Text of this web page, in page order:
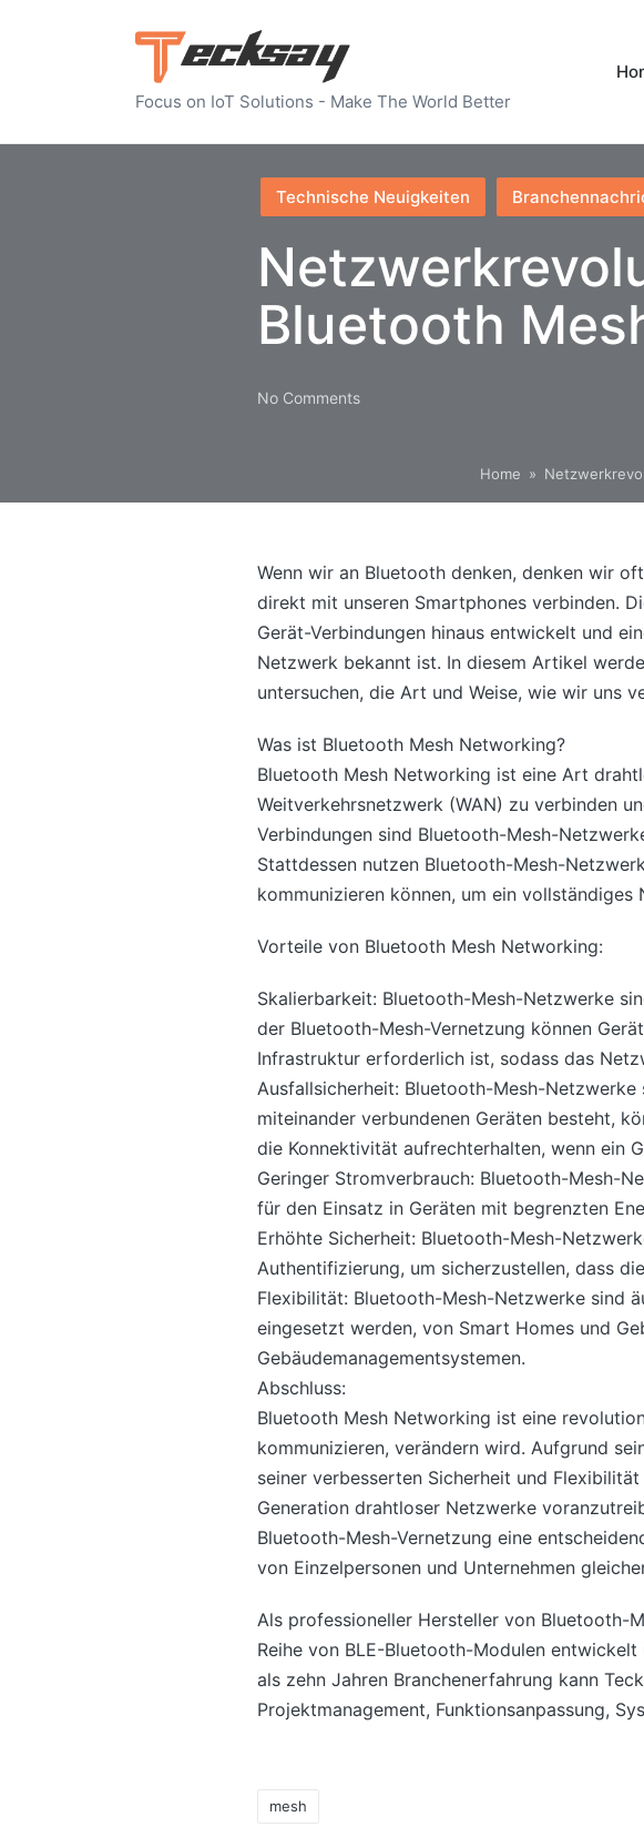
Focus on IoT Solutions - Make The World Better
Posted
in
Technische Neuigkeiten
Bluetooth
No Comments
Home »
Wenn wir an Bluetooth denken, denken wir
direkt mit unseren Smartphones verbinden.
Gerät-Verbindungen hinaus entwickelt und
Netzwerk bekannt ist. In diesem Artikel
untersuchen, die Art und Weise, wie wir uns
Was ist Bluetooth Mesh Networking?
Bluetooth Mesh Networking ist eine Art
Weitverkehrsnetzwerk (WAN) zu verbinden
Verbindungen sind Bluetooth-Mesh-
Stattdessen nutzen Bluetooth-Mesh-
kommunizieren können, um ein vollständiges
Vorteile von Bluetooth Mesh Networking:
Skalierbarkeit: Bluetooth-Mesh-Netzwerke
der Bluetooth-Mesh-Vernetzung können
Infrastruktur erforderlich ist, sodass das
Ausfallsicherheit: Bluetooth-Mesh-
miteinander verbundenen Geräten besteht,
die Konnektivität aufrechterhalten, wenn ein
Geringer Stromverbrauch: Bluetooth-Mesh-
für den Einsatz in Geräten mit begrenzten
Erhöhte Sicherheit: Bluetooth-Mesh-
Authentifizierung, um sicherzustellen, dass
Flexibilität: Bluetooth-Mesh-Netzwerke sind
eingesetzt werden, von Smart Homes und
Gebäudemanagementsystemen.
Abschluss:
Bluetooth Mesh Networking ist eine
kommunizieren, verändern wird. Aufgrund
seiner verbesserten Sicherheit und
Generation drahtloser Netzwerke
Bluetooth-Mesh-Vernetzung eine
von Einzelpersonen und Unternehmen
Als professioneller Hersteller von Bluetooth-
Reihe von BLE-Bluetooth-Modulen
als zehn Jahren Branchenerfahrung kann
Projektmanagement, Funktionsanpassung,
Tags:
mesh